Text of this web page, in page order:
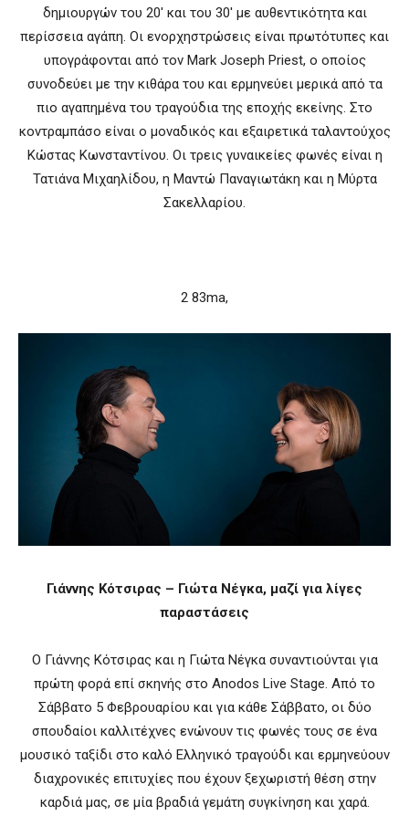
δημιουργών του 20′ και του 30′ με αυθεντικότητα και
περίσσεια αγάπη. Οι ενορχηστρώσεις είναι πρωτότυπες και
υπογράφονται από τον Mark Joseph Priest, ο οποίος
συνοδεύει με την κιθάρα του και ερμηνεύει μερικά από τα
πιο αγαπημένα του τραγούδια της εποχής εκείνης. Στο
κοντραμπάσο είναι ο μοναδικός και εξαιρετικά ταλαντούχος
Κώστας Κωνσταντίνου. Οι τρεις γυναικείες φωνές είναι η
Τατιάνα Μιχαηλίδου, η Μαντώ Παναγιωτάκη και η Μύρτα
Σακελλαρίου.
2 83ma,
Γιάννης Κότσιρας – Γιώτα Νέγκα, μαζί για λίγες
παραστάσεις
Ο Γιάννης Κότσιρας και η Γιώτα Νέγκα συναντιούνται για
πρώτη φορά επί σκηνής στο Anodos Live Stage. Από το
Σάββατο 5 Φεβρουαρίου και για κάθε Σάββατο, οι δύο
σπουδαίοι καλλιτέχνες ενώνουν τις φωνές τους σε ένα
μουσικό ταξίδι στο καλό Ελληνικό τραγούδι και ερμηνεύουν
διαχρονικές επιτυχίες που έχουν ξεχωριστή θέση στην
καρδιά μας, σε μία βραδιά γεμάτη συγκίνηση και χαρά.